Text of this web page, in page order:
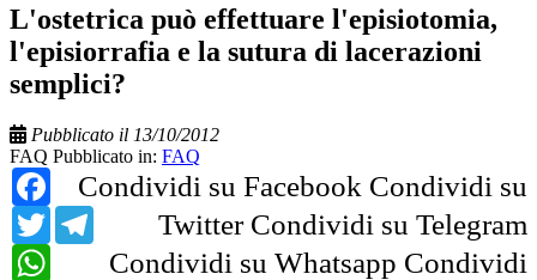
L'ostetrica può effettuare l'episiotomia,
l'episiorrafia e la sutura di lacerazioni
semplici?
Pubblicato il 13/10/2012
FAQ Pubblicato in: FAQ
Condividi su Facebook
Facebook
Condividi su
Twitter
Twitter Condividi su Telegram
Telegram
Condividi su Whatsapp
WhatsApp
Condividi